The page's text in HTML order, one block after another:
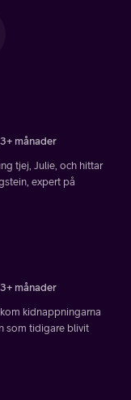
månader
tjej, Julie, och hittar
expert på
månader
kidnappningarna
som tidigare blivit